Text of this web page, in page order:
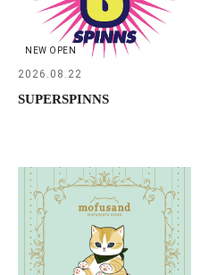
NEW OPEN
2026.08.22
SUPERSPINNS